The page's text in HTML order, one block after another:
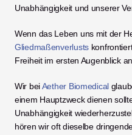
Unabhängigkeit und unserer
Gliedmaßenverlusts
Freiheit im ersten Augenblick
Wir bei Aether Biomedical
einem Hauptzweck dienen
Unabhängigkeit
hören wir oft dieselbe dringende